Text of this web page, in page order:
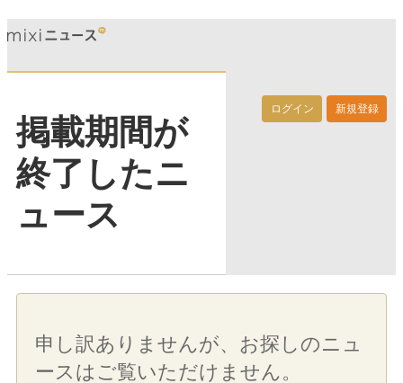
ログイン 新規登録
掲載期間が
終了したニ
ュース
申し訳ありませんが、お探しのニュ
ースはご覧いただけません。